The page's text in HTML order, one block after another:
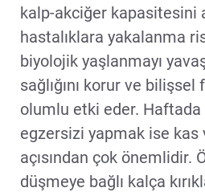
kalp-akciğer kapasitesini
hastalıklara yakalanma
biyolojik yaşlanmayı
sağlığını korur ve
olumlu etki eder.
egzersizi yapmak ise kas
açısından çok önemlidir.
düşmeye bağlı kalça